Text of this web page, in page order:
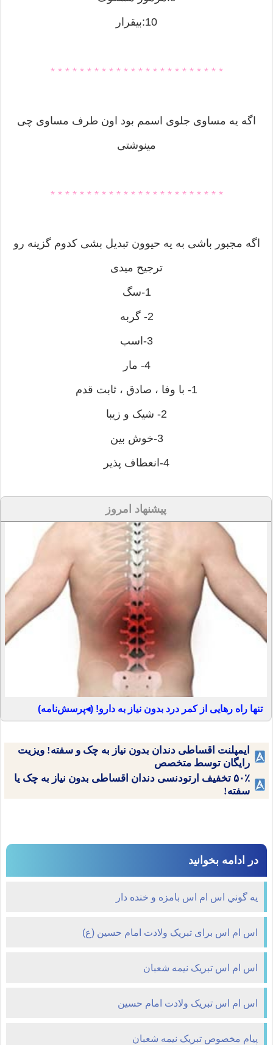
10:بیقرار
* * * * * * * * * * * * * * * * * * * * * * * *
اگه یه مساوی جلوی اسمم بود اون طرف مساوی چی
مینوشتی
* * * * * * * * * * * * * * * * * * * * * * * *
اگه مجبور باشی به یه حیوون تبدیل بشی کدوم گزینه رو
ترجیح میدی
1-سگ
2- گربه
3-اسب
4- مار
1- با وفا ، صادق ، ثابت قدم
2- شیک و زیبا
3-خوش بین
4-انعطاف پذیر
پیشنهاد امروز
تنها راه رهایی از کمر درد بدون نیاز به دارو! (◂پرسش‌نامه)
ایمپلنت اقساطی دندان بدون نیاز به چک و سفته! ویزیت
رایگان توسط متخصص
۵۰٪ تخفیف ارتودنسی دندان اقساطی بدون نیاز به چک یا
سفته!
در ادامه بخوانید
يه گوني اس ام اس بامزه و خنده دار
اس ام اس برای تبريک ولادت امام حسين (ع)
اس ام اس تبریک نيمه شعبان
اس ام اس تبریک ولادت امام حسین
پیام مخصوص تبریک نيمه شعبان